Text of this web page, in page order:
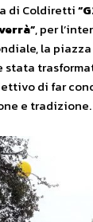
di Coldiretti
, per
la
stata
di far
e tradizione.